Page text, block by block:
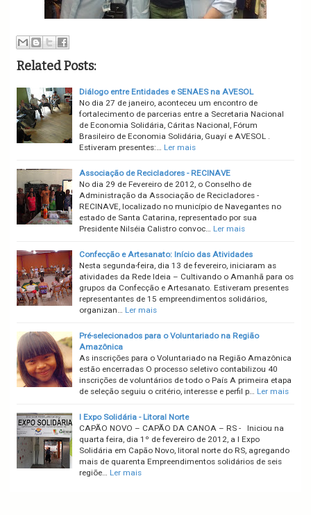
Related Posts:
Diálogo entre Entidades e SENAES na AVESOL
No dia 27 de janeiro, aconteceu um encontro de
fortalecimento de parcerias entre a Secretaria Nacional
de Economia Solidária, Cáritas Nacional, Fórum
Brasileiro de Economia Solidária, Guayí e AVESOL .
Estiveram presentes:… Ler mais
Associação de Recicladores - RECINAVE
No dia 29 de Fevereiro de 2012, o Conselho de
Administração da Associação de Recicladores -
RECINAVE, localizado no município de Navegantes no
estado de Santa Catarina, representado por sua
Presidente Nilséia Calistro convoc… Ler mais
Confecção e Artesanato: Início das Atividades
Nesta segunda-feira, dia 13 de fevereiro, iniciaram as
atividades da Rede Ideia – Cultivando o Amanhã para os
grupos da Confecção e Artesanato. Estiveram presentes
representantes de 15 empreendimentos solidários,
organizan… Ler mais
Pré-selecionados para o Voluntariado na Região
Amazônica
As inscrições para o Voluntariado na Região Amazônica
estão encerradas O processo seletivo contabilizou 40
inscrições de voluntários de todo o País A primeira etapa
de seleção seguiu o critério, interesse e perfil p… Ler mais
I Expo Solidária - Litoral Norte
CAPÃO NOVO – CAPÃO DA CANOA – RS - Iniciou na
quarta feira, dia 1º de fevereiro de 2012, a I Expo
Solidária em Capão Novo, litoral norte do RS, agregando
mais de quarenta Empreendimentos solidários de seis
regiõe… Ler mais